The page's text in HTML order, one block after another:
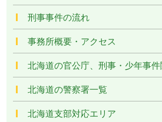
刑事事件の流れ
事務所概要・アクセス
北海道の官公庁、刑事・少年事
北海道の警察署一覧
北海道支部対応エリア